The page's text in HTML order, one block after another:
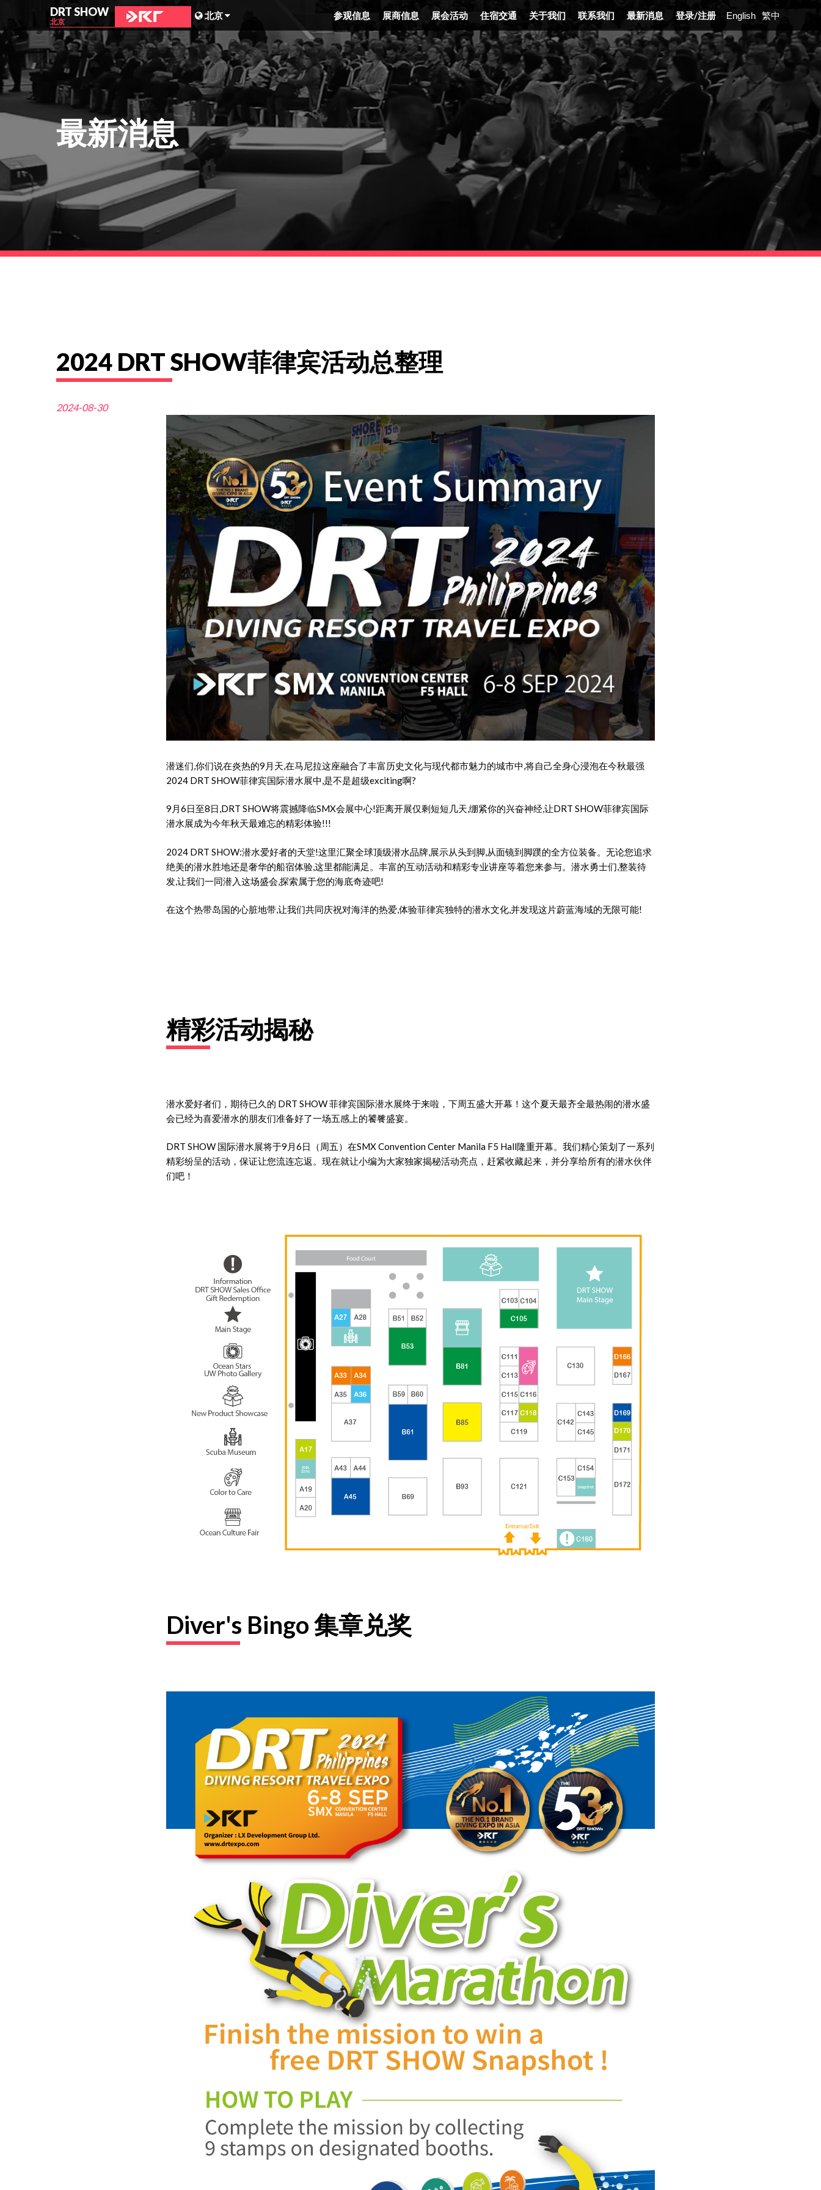
DRT SHOW
北京
参观信息
门票信息
时间地点
交通信息
展商信息
展会平面图
FAQ
报名参展
展会优势
展会活动
精彩活动
展会讲者
节目表
住宿交通
住宿信息
交通信息
关于我们
发展沿革
企业介绍
联系我们 最新消息 登录/注册 English 繁中
北京
马来西亚
上海
台湾
印尼
北京
菲律宾
香港
最新消息
2024 DRT SHOW菲律宾活动总整理
2024-08-30
潜迷们,你们说在炎热的9月天,在马尼拉这座融合了丰富历史文化与现代都市魅力的城市中,将自己全身心浸泡在今秋最强
2024 DRT SHOW菲律宾国际潜水展中,是不是超级exciting啊?
9月6日至8日,DRT SHOW将震撼降临SMX会展中心!距离开展仅剩短短几天,绷紧你的兴奋神经,让DRT SHOW菲律宾国际
潜水展成为今年秋天最难忘的精彩体验!!!
2024 DRT SHOW:潜水爱好者的天堂!这里汇聚全球顶级潜水品牌,展示从头到脚,从面镜到脚蹼的全方位装备。无论您追求
绝美的潜水胜地还是奢华的船宿体验,这里都能满足。丰富的互动活动和精彩专业讲座等着您来参与。潜水勇士们,整装待
发,让我们一同潜入这场盛会,探索属于您的海底奇迹吧!
在这个热带岛国的心脏地带,让我们共同庆祝对海洋的热爱,体验菲律宾独特的潜水文化,并发现这片蔚蓝海域的无限可能!
精彩活动揭秘
潜水爱好者们，期待已久的 DRT SHOW 菲律宾国际潜水展终于来啦，下周五盛大开幕！这个夏天最齐全最热闹的潜水盛
会已经为喜爱潜水的朋友们准备好了一场五感上的饕餮盛宴。
DRT SHOW 国际潜水展将于9月6日（周五）在SMX Convention Center Manila F5 Hall隆重开幕。我们精心策划了一系列
精彩纷呈的活动，保证让您流连忘返。现在就让小编为大家独家揭秘活动亮点，赶紧收藏起来，并分享给所有的潜水伙伴
们吧！
Diver's Bingo 集章兑奖